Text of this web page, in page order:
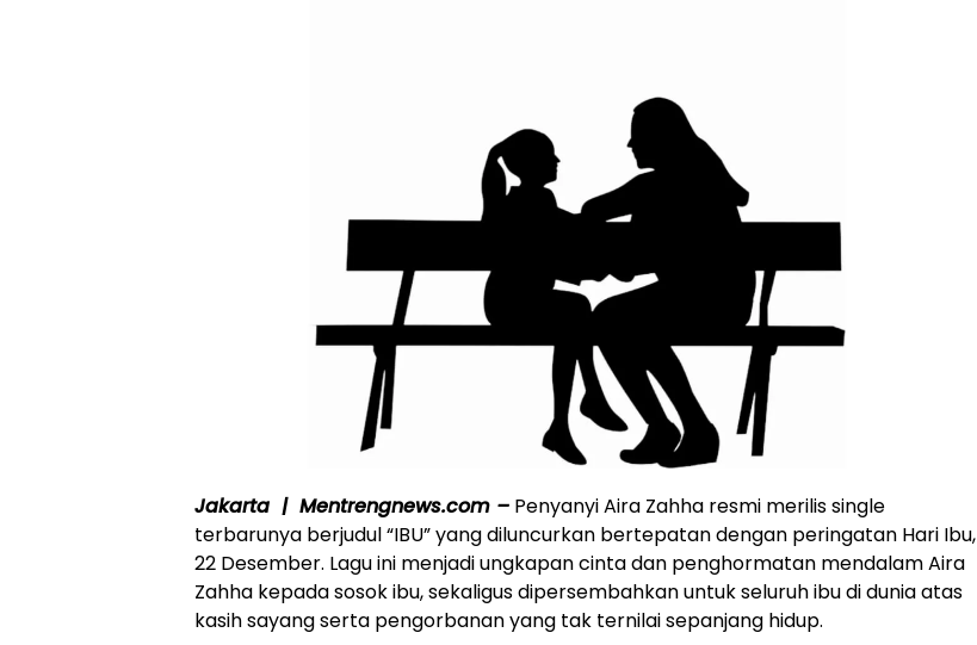
Jakarta | Mentrengnews.com – Penyanyi Aira Zahha resmi merilis single
terbarunya berjudul “IBU” yang diluncurkan bertepatan dengan peringatan Hari Ibu,
22 Desember. Lagu ini menjadi ungkapan cinta dan penghormatan mendalam Aira
Zahha kepada sosok ibu, sekaligus dipersembahkan untuk seluruh ibu di dunia atas
kasih sayang serta pengorbanan yang tak ternilai sepanjang hidup.